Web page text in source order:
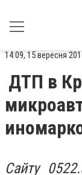
14:09, 15 вересня
ДТП в
Сайту